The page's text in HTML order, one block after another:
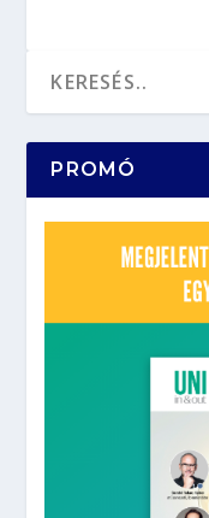
PROMÓ